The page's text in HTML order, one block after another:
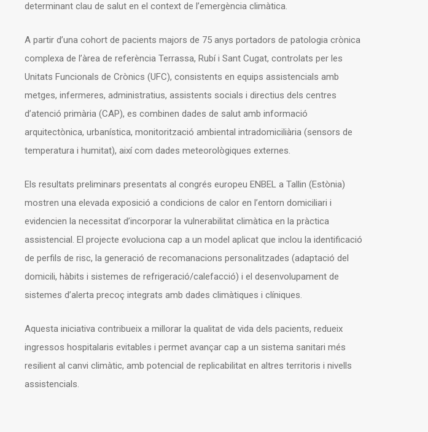
determinant clau de salut en el context de l’emergència climàtica.
A partir d’una cohort de pacients majors de 75 anys portadors de patologia crònica
complexa de l’àrea de referència Terrassa, Rubí i Sant Cugat, controlats per les
Unitats Funcionals de Crònics (UFC), consistents en equips assistencials amb
metges, infermeres, administratius, assistents socials i directius dels centres
d’atenció primària (CAP), es combinen dades de salut amb informació
arquitectònica, urbanística, monitorització ambiental intradomiciliària (sensors de
temperatura i humitat), així com dades meteorològiques externes.
Els resultats preliminars presentats al congrés europeu ENBEL a Tallin (Estònia)
mostren una elevada exposició a condicions de calor en l’entorn domiciliari i
evidencien la necessitat d’incorporar la vulnerabilitat climàtica en la pràctica
assistencial. El projecte evoluciona cap a un model aplicat que inclou la identificació
de perfils de risc, la generació de recomanacions personalitzades (adaptació del
domicili, hàbits i sistemes de refrigeració/calefacció) i el desenvolupament de
sistemes d’alerta precoç integrats amb dades climàtiques i clíniques.
Aquesta iniciativa contribueix a millorar la qualitat de vida dels pacients, redueix
ingressos hospitalaris evitables i permet avançar cap a un sistema sanitari més
resilient al canvi climàtic, amb potencial de replicabilitat en altres territoris i nivells
assistencials.